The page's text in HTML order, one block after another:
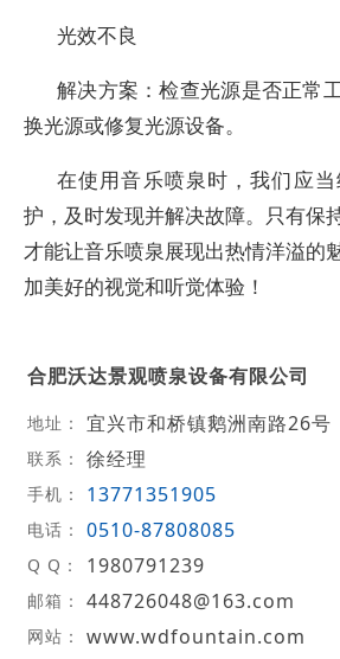
光效不良
解决方案：检查光源是否正常
换光源或修复光源设备。
在使用音乐喷泉时，我们应
护，及时发现并解决故障。只有保
才能让音乐喷泉展现出热情洋溢的
加美好的视觉和听觉体验！
合肥沃达景观喷泉设备有限公司
地址： 宜兴市和桥镇鹅洲南路26号
联系： 徐经理
手机： 13771351905
电话： 0510-87808085
Q Q： 1980791239
邮箱： 448726048@163.com
网站： www.wdfountain.com